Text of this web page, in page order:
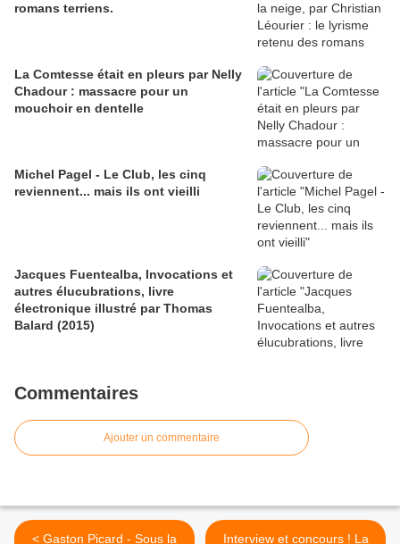
romans terriens.
La Comtesse était en pleurs par Nelly
Chadour : massacre pour un
mouchoir en dentelle
Michel Pagel - Le Club, les cinq
reviennent... mais ils ont vieilli
Jacques Fuentealba, Invocations et
autres élucubrations, livre
électronique illustré par Thomas
Balard (2015)
Commentaires
Ajouter un commentaire
< Gaston Picard - Sous la Interview et concours ! La